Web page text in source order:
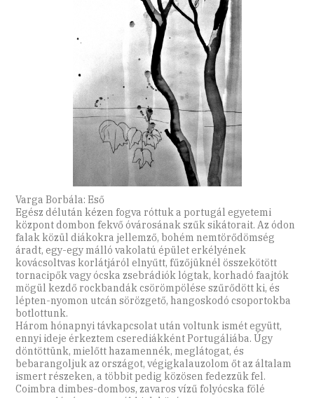
Varga Borbála: Eső
Egész délután kézen fogva róttuk a portugál egyetemi
központ dombon fekvő óváro­sának szűk sikátorait. Az ódon
falak közül diákokra jellemző, bohém nemtörődömség
áradt, egy-egy málló vakolatú épület erkélyének
kovácsoltvas korlátjáról elnyűtt, fűzőjüknél összekötött
tornacipők vagy ócska zsebrádiók lógtak, korhadó faajtók
mögül kezdő rockbandák csörömpölése szűrődött ki, és
lépten-nyomon utcán sörözgető, hangoskodó csoportokba
botlottunk.
Három hónapnyi távkapcsolat után voltunk ismét együtt,
ennyi ideje érkeztem cserediákként Portugáliába. Úgy
döntöttünk, mielőtt hazamennék, meglátogat, és
bebarangoljuk az országot, végigkalauzolom őt az általam
ismert részeken, a többit pedig közösen fedezzük fel.
Coimbra dimbes-dombos, zavaros vízű folyócska fölé